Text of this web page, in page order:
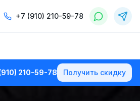
+7 (910) 210-59-78
210-59-78 Получить скидку